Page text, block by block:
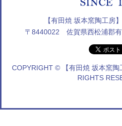
【有田焼 坂本窯陶工房
〒8440022 佐賀県西松浦郡
COPYRIGHT © 【有田焼 坂本窯陶
RIGHTS